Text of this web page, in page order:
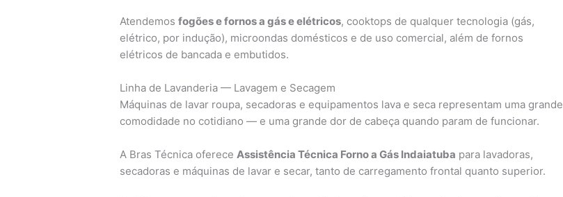
Atendemosfogões e fornos a gás e elétricos, cooktops de qualquer tecnologia (gás,
elétrico, por indução), microondas domésticos e de uso comercial, além de fornos
elétricos de bancada e embutidos.
Linha de Lavanderia — Lavagem e Secagem
Máquinas de lavar roupa, secadoras e equipamentos lava e seca representam uma grande
comodidade no cotidiano — e uma grande dor de cabeça quando param de funcionar.
A Bras Técnica ofereceAssistência Técnica Forno a Gás Indaiatuba para lavadoras,
secadoras e máquinas de lavar e secar, tanto de carregamento frontal quanto superior.